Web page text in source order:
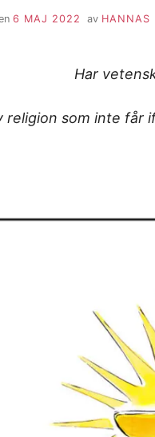
6 MAJ 2022 av HANNAS
Har
religion som inte får